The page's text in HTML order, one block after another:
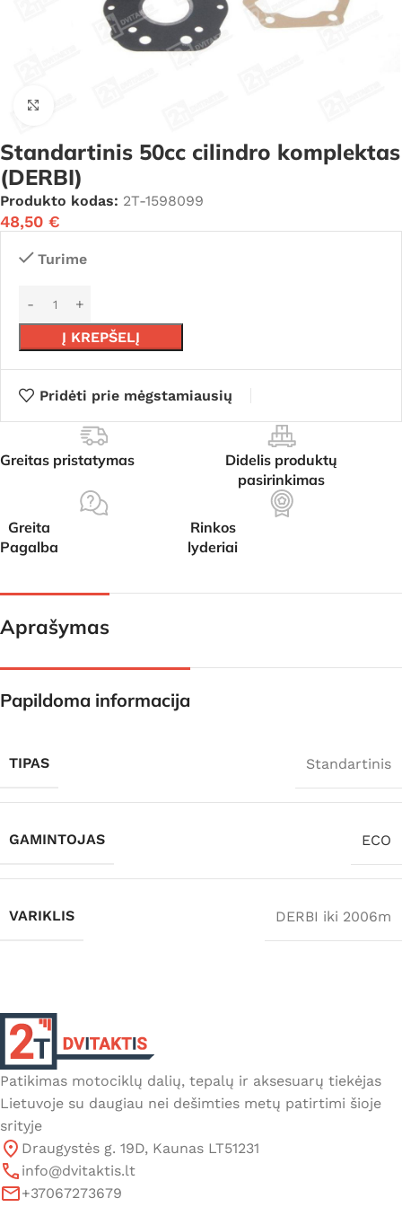
Standartinis 50cc cilindro komplektas
(DERBI)
Produkto kodas: 2T-1598099
48,50 €
Turime
Į KREPŠELĮ
Pridėti prie mėgstamiausių
Greitas pristatymas
Didelis produktų
pasirinkimas
Greita
Pagalba
Rinkos
lyderiai
Aprašymas
Papildoma informacija
TIPAS Standartinis
GAMINTOJAS ECO
VARIKLIS DERBI iki 2006m
Patikimas motociklų dalių, tepalų ir aksesuarų tiekėjas
Lietuvoje su daugiau nei dešimties metų patirtimi šioje
srityje
Draugystės g. 19D, Kaunas LT51231
info@dvitaktis.lt
+37067273679